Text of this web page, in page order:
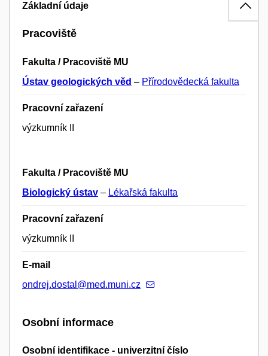
Základní údaje
Pracoviště
Fakulta / Pracoviště MU
Ústav geologických věd – Přírodovědecká fakulta
Pracovní zařazení
výzkumník II
Fakulta / Pracoviště MU
Biologický ústav – Lékařská fakulta
Pracovní zařazení
výzkumník II
E-mail
ondrej.dostal@med.muni.cz
Osobní informace
Osobní identifikace - univerzitní číslo